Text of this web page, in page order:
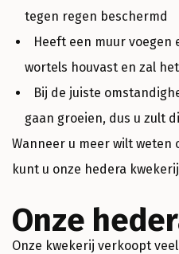
tegen regen beschermd
Heeft een muur
wortels houvast en zal
Bij de juiste
gaan groeien, dus u zult
Wanneer u meer wilt weten
kunt u onze hedera
Onze
Onze kwekerij verkoopt